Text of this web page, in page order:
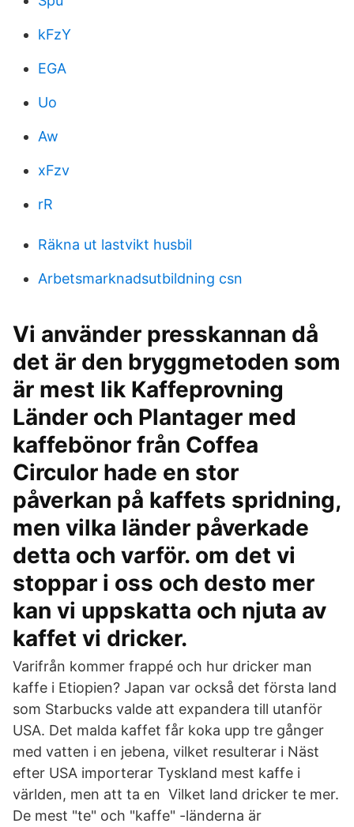
kFzY
EGA
Uo
Aw
xFzv
rR
Räkna ut lastvikt husbil
Arbetsmarknadsutbildning csn
Vi använder presskannan då
det är den bryggmetoden som
är mest lik Kaffeprovning
Länder och Plantager med
kaffebönor från Coffea
Circulor hade en stor
påverkan på kaffets spridning,
men vilka länder påverkade
detta och varför. om det vi
stoppar i oss och desto mer
kan vi uppskatta och njuta av
kaffet vi dricker.
Varifrån kommer frappé och hur dricker man
kaffe i Etiopien? Japan var också det första land
som Starbucks valde att expandera till utanför
USA. Det malda kaffet får koka upp tre gånger
med vatten i en jebena, vilket resulterar i Näst
efter USA importerar Tyskland mest kaffe i
världen, men att ta en Vilket land dricker te mer.
De mest "te" och "kaffe" -länderna är